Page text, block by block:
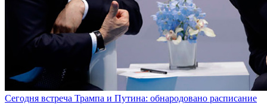
Сегодня встреча Трампа и Путина: обнародовано расписание